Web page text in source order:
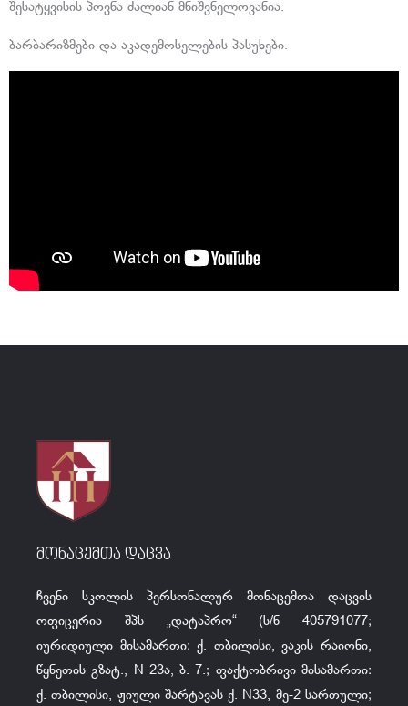
შესატყვისის პოვნა ძალიან მნიშვნელოვანია.
ბარბარიზმები და აკადემოსელების პასუხები.
მონაცემთა დაცვა
ჩვენი სკოლის პერსონალურ მონაცემთა დაცვის
ოფიცერია შპს „დატაპრო“ (ს/ნ 405791077;
იურიდიული მისამართი: ქ. თბილისი, ვაკის რაიონი,
წყნეთის გზატ., N 23ა, ბ. 7.; ფაქტობრივი მისამართი:
ქ. თბილისი, ჟიული შარტავას ქ. N33, მე-2 სართული;